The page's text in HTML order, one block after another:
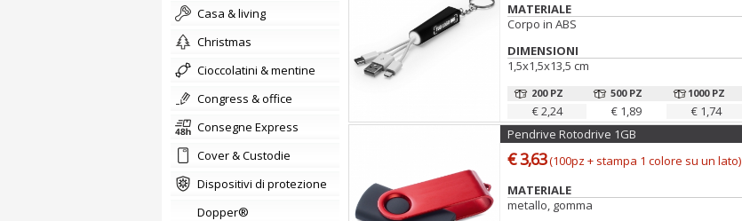
casa & living
christmas
cioccolatini & mentine
congress & office
Consegne Express
Cover & Custodie
Dispositivi di protezione
Dopper®
MATERIALE
Corpo in ABS
DIMENSIONI
1,5x1,5x13,5 cm
200 PZ
€ 2,24
500 PZ
€ 1,89
1000 PZ
€ 1,74
Pendrive Rotodrive 1GB
€ 3,63(100pz + stampa 1 colore su un lato)
MATERIALE
metallo, gomma